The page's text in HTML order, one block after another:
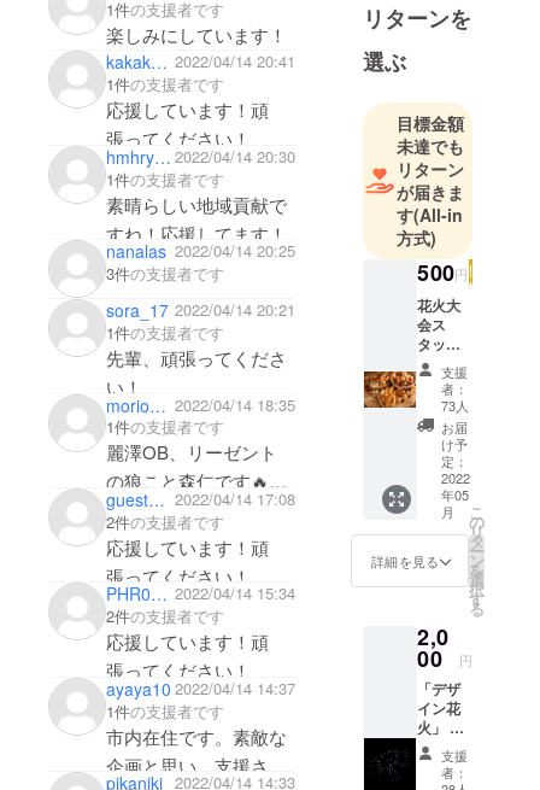
さい！
トします
打ち上がる日を楽しみ
にしてます
1件の支援者です
楽しみにしています！
kakakoyo 2022/04/14 20:41
1件の支援者です
応援しています！頑
張ってください！
hmhryoshi 2022/04/14 20:30
1件の支援者です
素晴らしい地域貢献で
すね！応援してます！
nanalas 2022/04/14 20:25
3件の支援者です
sora_17 2022/04/14 20:21
1件の支援者です
先輩、頑張ってくださ
い！
moriokaya_jin 2022/04/14 18:35
1件の支援者です
麗澤OB、リーゼント
の狼こと森仁です🔥
麗澤の若きエビバデが
こんな素敵なプロジェ
クトに取り組んでいる
ことが嬉しくて仕方な
いです！社会人生活の
励みになります！
モラロジー最高❗️ロッケ
guest7fce659ab644 2022/04/14 17:08
2件の支援者です
応援しています！頑
張ってください！
PHR0702 2022/04/14 15:34
2件の支援者です
応援しています！頑
張ってください！
ayaya10 2022/04/14 14:37
1件の支援者です
市内在住です。素敵な
企画と思い、支援させ
pikaniki 2022/04/14 14:33
リターンを
選ぶ
目標金額
未達でも
リターン
が届きま
す(All-in
方式)
500円
花火大
会ス
タッフ
に軽食
を提供
しま
す！ 花
火大会
実施に
不可欠
なス
タッフ
(ボラン
ティア)
の軽食
代(地元
屋さん
のパン)
に充て
させて
いただ
きま
す。 支
援して
支援
者：
73人
お届
け予
定：
2022
年05
月
詳細を見る
こ
の
リ
タ
ー
ン
を
選
択
す
る
2,0
00 円
「デザ
イン花
火」 花
火の
柄・絵
をデザ
支援
者：